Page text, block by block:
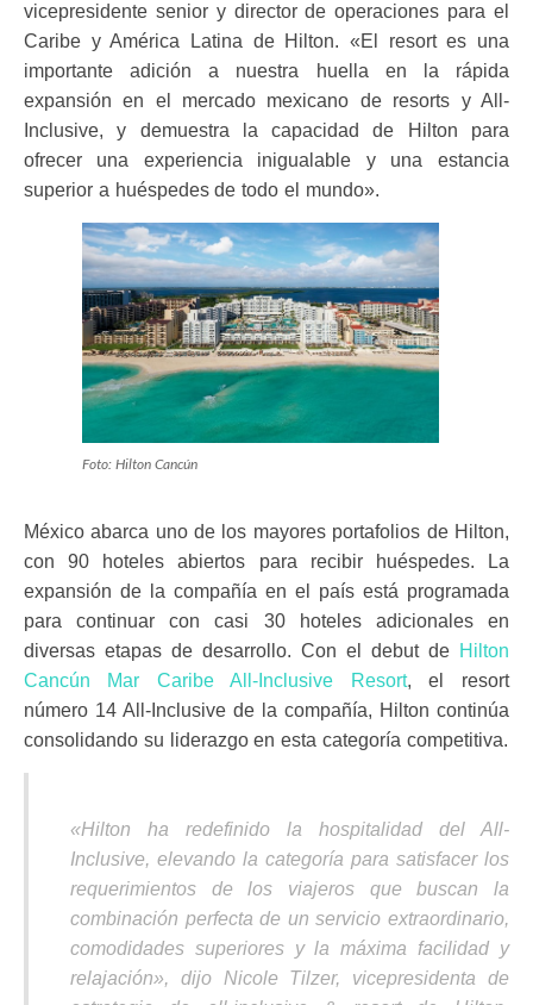
vicepresidente senior y director de operaciones para el
Caribe y América Latina de Hilton. «El resort es una
importante adición a nuestra huella en la rápida
expansión en el mercado mexicano de resorts y All-
Inclusive, y demuestra la capacidad de Hilton para
ofrecer una experiencia inigualable y una estancia
superior a huéspedes de todo el mundo».
Foto: Hilton Cancún
México abarca uno de los mayores portafolios de Hilton,
con 90 hoteles abiertos para recibir huéspedes. La
expansión de la compañía en el país está programada
para continuar con casi 30 hoteles adicionales en
diversas etapas de desarrollo. Con el debut de Hilton
Cancún Mar Caribe All-Inclusive Resort, el resort
número 14 All-Inclusive de la compañía, Hilton continúa
consolidando su liderazgo en esta categoría competitiva.
«Hilton ha redefinido la hospitalidad del All-
Inclusive, elevando la categoría para satisfacer los
requerimientos de los viajeros que buscan la
combinación perfecta de un servicio extraordinario,
comodidades superiores y la máxima facilidad y
relajación», dijo Nicole Tilzer, vicepresidenta de